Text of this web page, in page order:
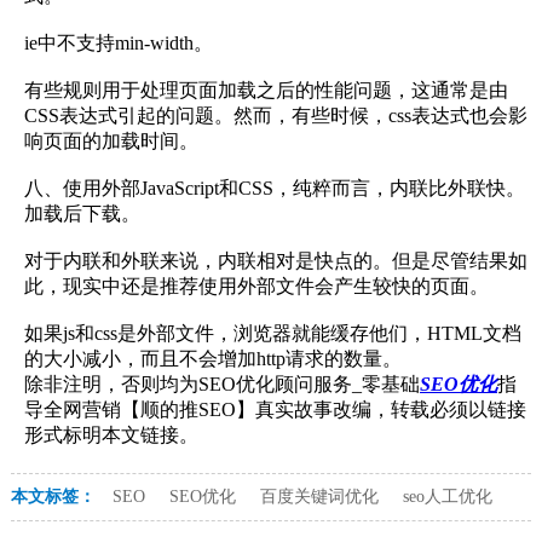
ie中不支持min-width。
有些规则用于处理页面加载之后的性能问题，这通常是由
CSS表达式引起的问题。然而，有些时候，css表达式也会影
响页面的加载时间。
八、使用外部JavaScript和CSS，纯粹而言，内联比外联快。
加载后下载。
对于内联和外联来说，内联相对是快点的。但是尽管结果如
此，现实中还是推荐使用外部文件会产生较快的页面。
如果js和css是外部文件，浏览器就能缓存他们，HTML文档
的大小减小，而且不会增加http请求的数量。
除非注明，否则均为SEO优化顾问服务_零基础SEO优化指
导全网营销【顺的推SEO】真实故事改编，转载必须以链接
形式标明本文链接。
本文标签： SEO SEO优化 百度关键词优化 seo人工优化